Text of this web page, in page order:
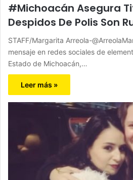
#Michoacán Asegura
Despidos De Polis Son
STAFF/Margarita Arreola-
mensaje en redes sociales de
Estado de Michoacán,…
Leer más »